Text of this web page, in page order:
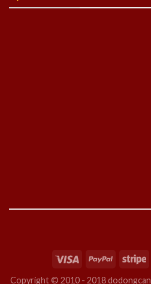
Copyright © 2010 - 2018